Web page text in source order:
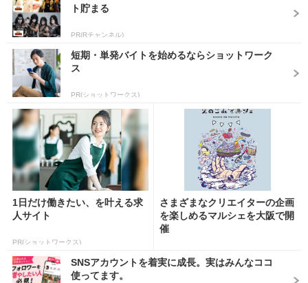
ト貯まる
PR(Rチャンネル)
短期・単発バイトを始めるならショットワーク
ス
PR(ショットワークス)
1日だけ働きたい、を叶える求
人サイト
PR(ショットワークス)
さまざまなクリエイターの企画
を楽しめるマルシェを大阪で開
催
SNSアカウントを着実に成長。実はみんなココ
使ってます。